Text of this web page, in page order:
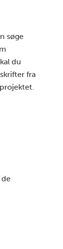
søge
du
fra